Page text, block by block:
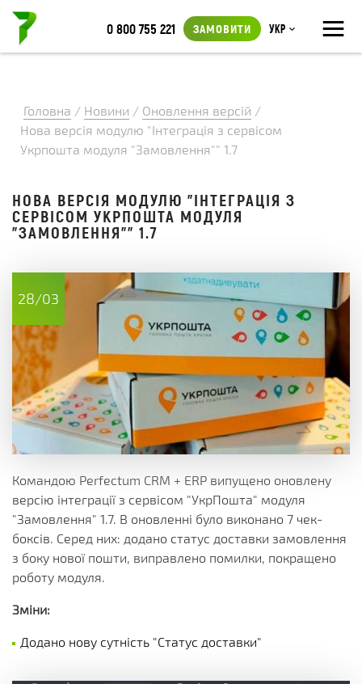
≡
0 800 755 221 ЗАМОВИТИ Укр
Головна / Новини / Оновлення версій /
Нова версія модулю "Інтеграція з сервісом
Укрпошта модуля "Замовлення"" 1.7
НОВА ВЕРСІЯ МОДУЛЮ "ІНТЕГРАЦІЯ З
СЕРВІСОМ УКРПОШТА МОДУЛЯ
"ЗАМОВЛЕННЯ"" 1.7
28/03
Командою Perfectum CRM + ERP випущено оновлену
версію інтеграції з сервісом "УкрПошта" модуля
"Замовлення" 1.7. В оновленні було виконано 7 чек-
боксів. Серед них: додано статус доставки замовлення
з боку нової пошти, виправлено помилки, покращено
роботу модуля.
Зміни:
Додано нову сутність "Статус доставки"